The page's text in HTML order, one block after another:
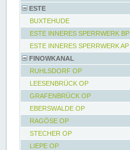
ESTE
BUXTEHUDE
ESTE INNERES SPERRWERK BP
ESTE INNERES SPERRWERK AP
FINOWKANAL
RUHLSDORF OP
LEESENBRÜCK OP
GRAFENBRÜCK OP
EBERSWALDE OP
RAGÖSE OP
STECHER OP
LIEPE OP